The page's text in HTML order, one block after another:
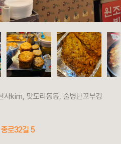
kim, 맛도리동동, 술병난꼬부깅
로32길 5